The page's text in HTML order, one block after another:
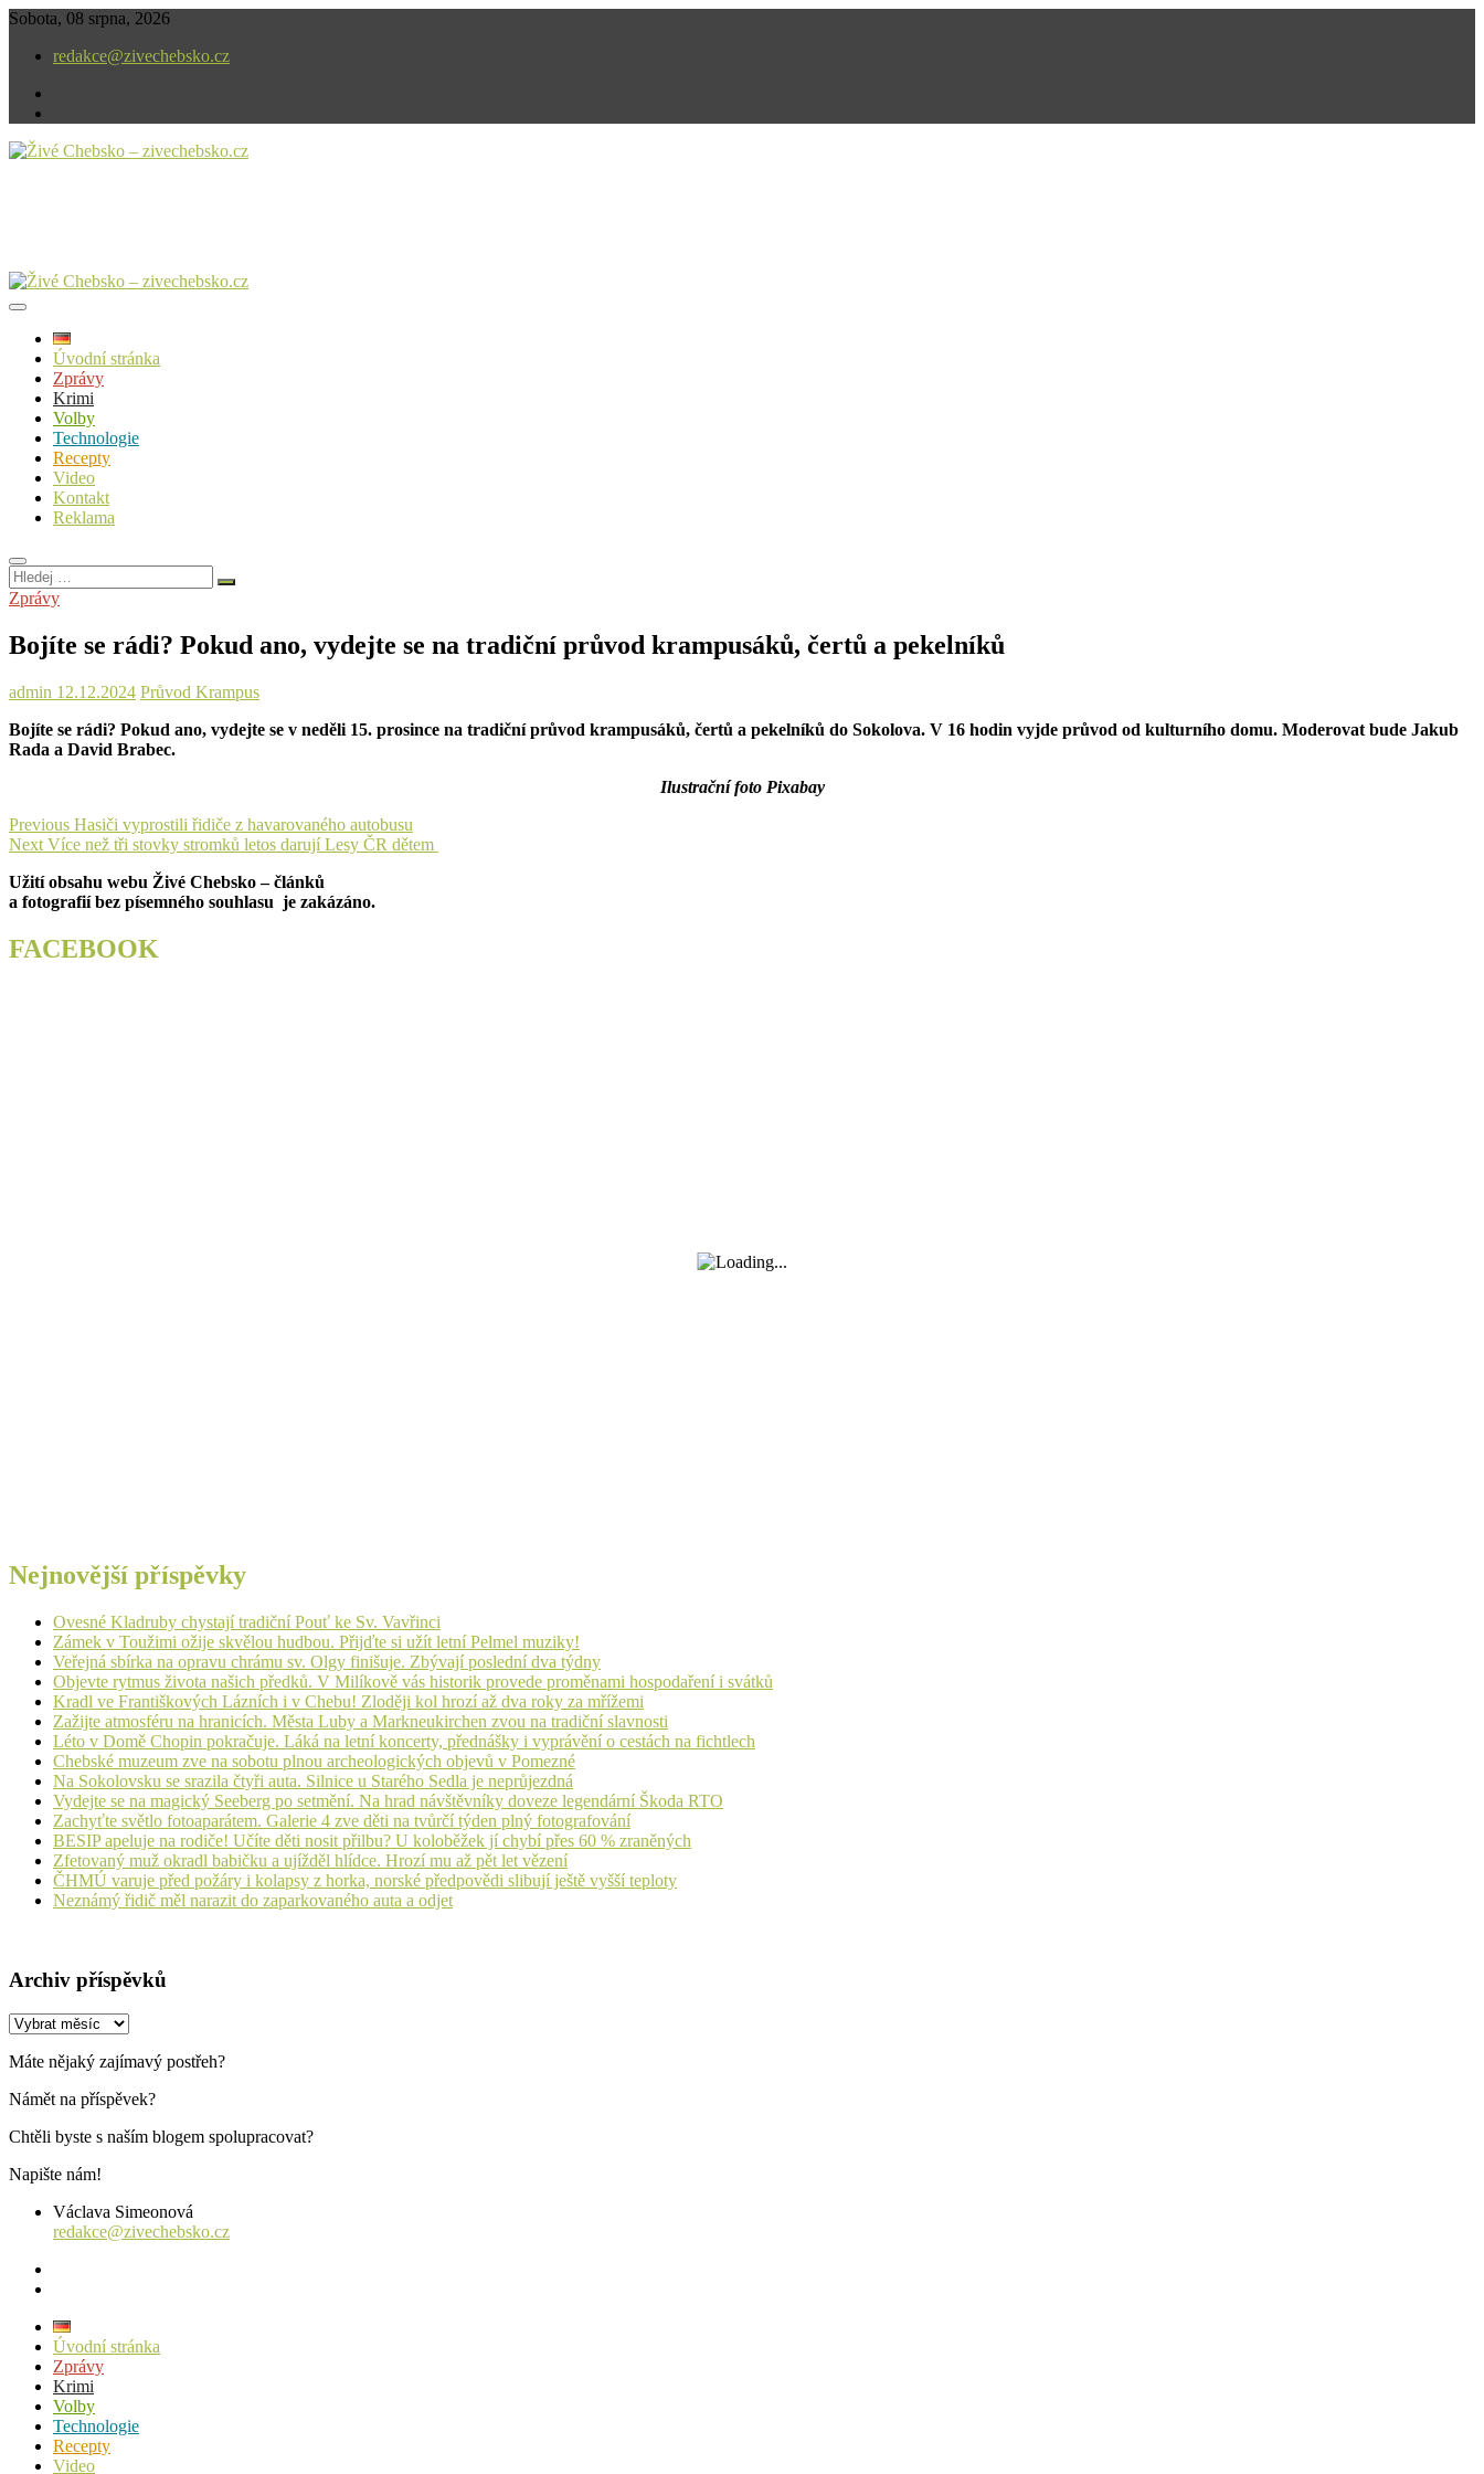
Skip
content
Sobota, 08 srpna, 2026
redakce@zivechebsko.cz
Úvodní stránka
Zprávy
Krimi
Volby
Technologie
Recepty
Video
Kontakt
Reklama
Hledej
…
Zprávy
Bojíte se rádi? Pokud ano, vydejte se na tradiční průvod krampusáků, čertů a pekelníků
admin 12.12.2024 Průvod Krampus
Bojíte se rádi? Pokud ano, vydejte se v neděli 15. prosince na tradiční průvod krampusáků, čertů a pekelníků do Sokolova. V 16 hodin vyjde průvod od kulturního domu. Moderovat bude Jakub
Rada a David Brabec.
Ilustrační foto Pixabay
Navigace
pro
příspěvek
Previous Previous
post:
Hasiči vyprostili řidiče z havarovaného autobusu
Next Next
Více než tři stovky stromků letos darují Lesy ČR dětem
Užití obsahu webu Živé Chebsko – článků
a fotografií bez písemného souhlasu je zakázáno.
FACEBOOK
Nejnovější příspěvky
Ovesné Kladruby chystají tradiční Pouť ke Sv. Vavřinci
Zámek v Toužimi ožije skvělou hudbou. Přijďte si užít letní Pelmel muziky!
Veřejná sbírka na opravu chrámu sv. Olgy finišuje. Zbývají poslední dva týdny
Objevte rytmus života našich předků. V Milíkově vás historik provede proměnami hospodaření i svátků
Kradl ve Františkových Lázních i v Chebu! Zloději kol hrozí až dva roky za mřížemi
Zažijte atmosféru na hranicích. Města Luby a Markneukirchen zvou na tradiční slavnosti
Léto v Domě Chopin pokračuje. Láká na letní koncerty, přednášky i vyprávění o cestách na fichtlech
Chebské muzeum zve na sobotu plnou archeologických objevů v Pomezné
Na Sokolovsku se srazila čtyři auta. Silnice u Starého Sedla je neprůjezdná
Vydejte se na magický Seeberg po setmění. Na hrad návštěvníky doveze legendární Škoda RTO
Zachyťte světlo fotoaparátem. Galerie 4 zve děti na tvůrčí týden plný fotografování
BESIP apeluje na rodiče! Učíte děti nosit přilbu? U koloběžek jí chybí přes 60 % zraněných
Zfetovaný muž okradl babičku a ujížděl hlídce. Hrozí mu až pět let vězení
ČHMÚ varuje před požáry i kolapsy z horka, norské předpovědi slibují ještě vyšší teploty
Neznámý řidič měl narazit do zaparkovaného auta a odjet
Archiv příspěvků
Archiv
Máte nějaký zajímavý postřeh?
Námět na příspěvek?
Chtěli byste s naším blogem spolupracovat?
Napište nám!
Václava Simeonová
redakce@zivechebsko.cz
Úvodní stránka
Zprávy
Krimi
Volby
Technologie
Recepty
Video